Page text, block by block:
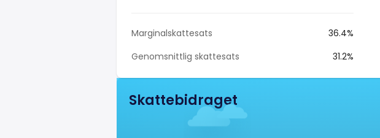
Marginalskattesats
36.4%
Genomsnittlig skattesats
31.2%
Skattebidraget